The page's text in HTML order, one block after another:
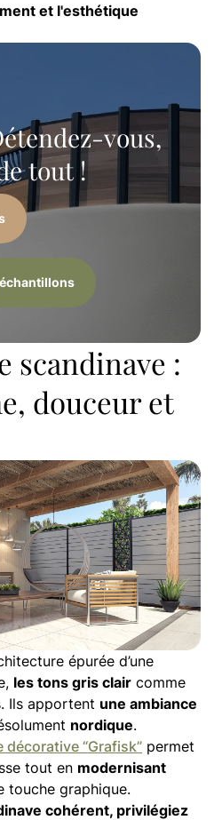
et l'esthétique
vous,
tout !
scandinave :
douceur et
épurée d’une
les tons gris clair comme
Ils apportent une ambiance
nordique.
décorative “Grafisk” permet
tout en modernisant
touche graphique.
cohérent, privilégiez